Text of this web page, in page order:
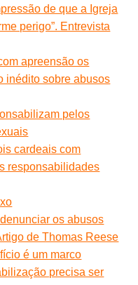
de que a Igreja
perigo”. Entrevista
apreensão os
inédito sobre abusos
pelos
cardeais com
responsabilidades
os abusos
de Thomas Reese
é um marco
precisa ser